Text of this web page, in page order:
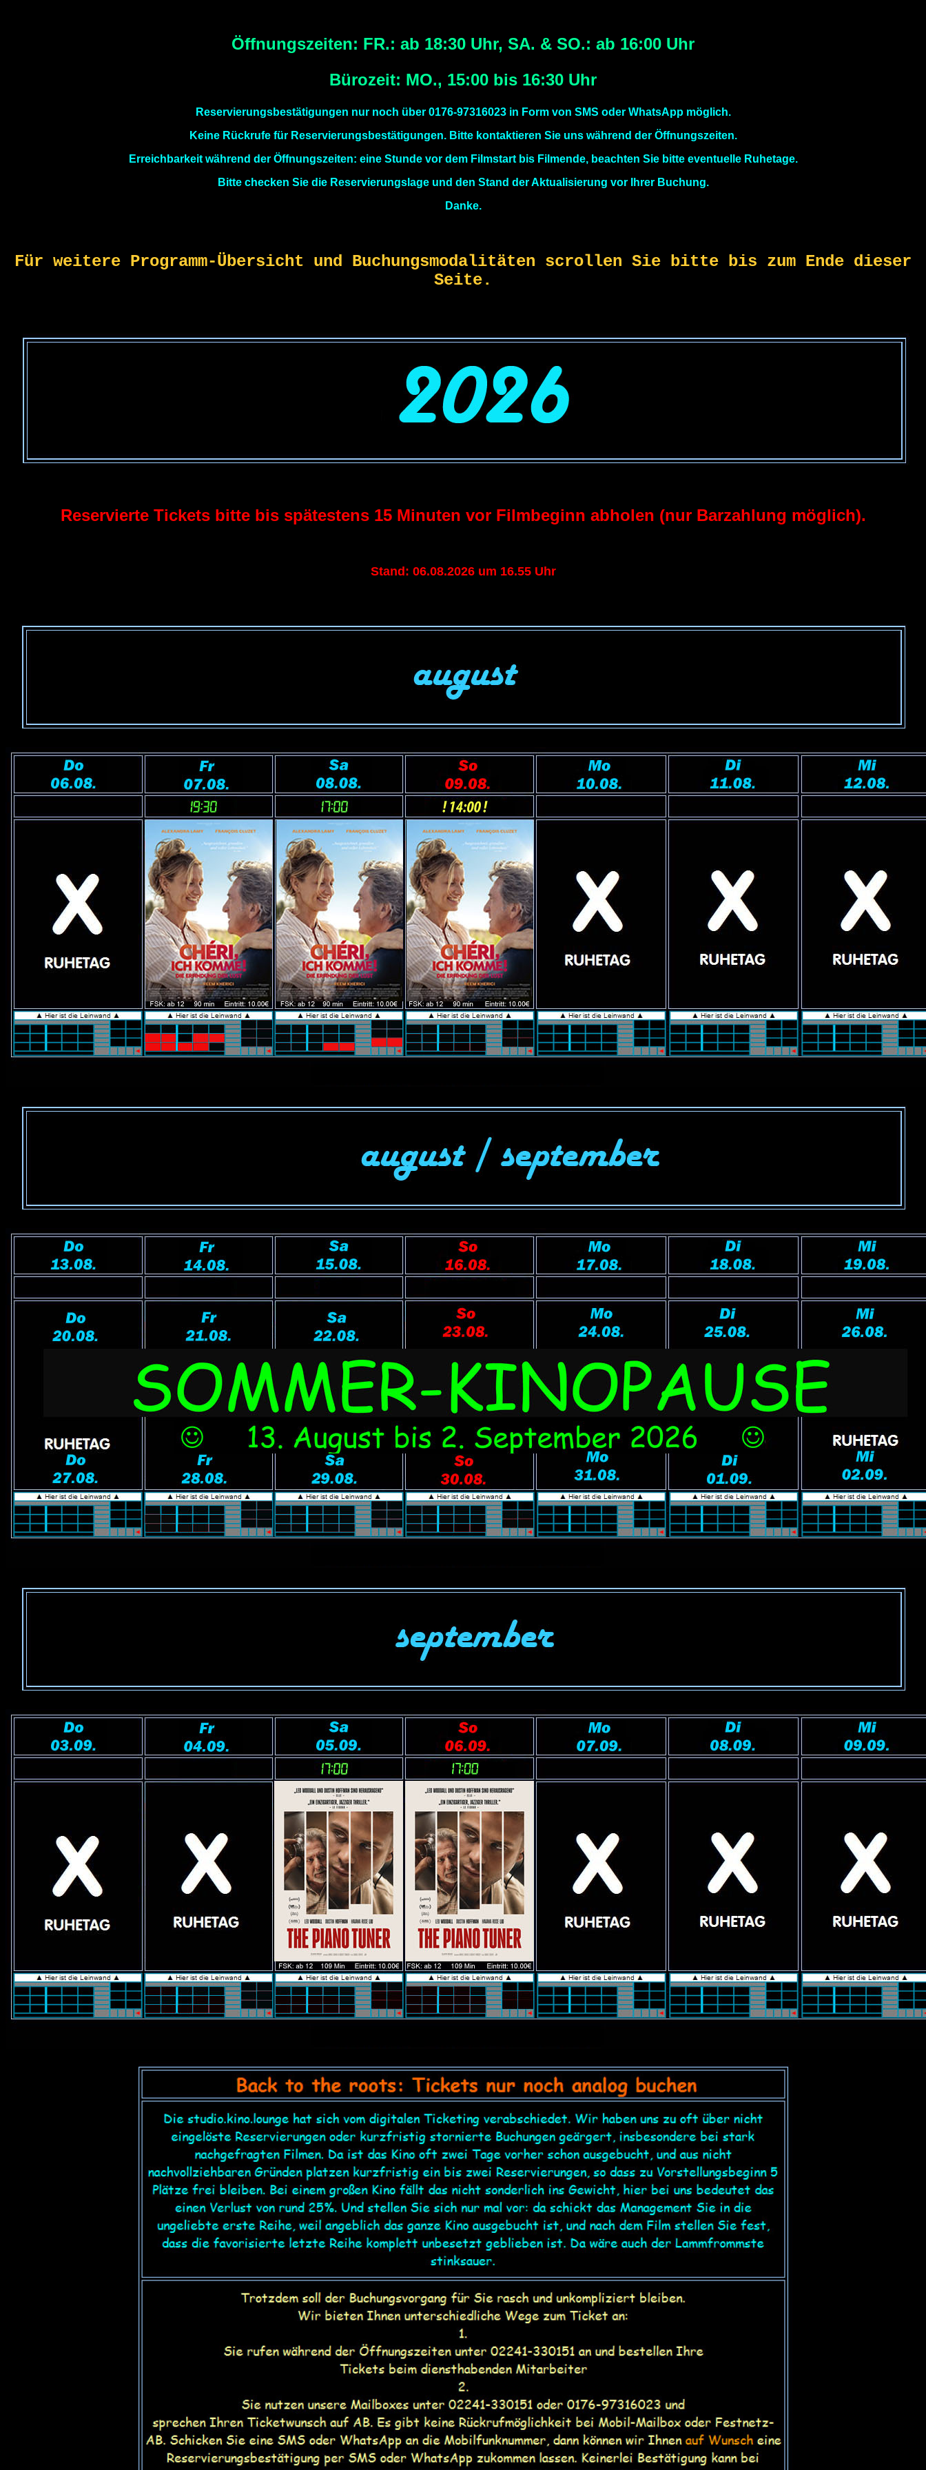
Öffnungszeiten: FR.: ab 18:30 Uhr, SA. & SO.: ab 16:00 Uhr
Bürozeit: MO., 15:00 bis 16:30 Uhr
Reservierungsbestätigungen nur noch über 0176-97316023 in Form von SMS oder WhatsApp möglich.
Keine Rückrufe für Reservierungsbestätigungen. Bitte kontaktieren Sie uns während der Öffnungszeiten.
Erreichbarkeit während der Öffnungszeiten: eine Stunde vor dem Filmstart bis Filmende, beachten Sie bitte eventuelle Ruhetage.
Bitte checken Sie die Reservierungslage und den Stand der Aktualisierung vor Ihrer Buchung.
Danke.
Für weitere Programm-Übersicht und Buchungsmodalitäten scrollen Sie bitte bis zum Ende dieser
Seite.
Reservierte Tickets bitte bis spätestens 15 Minuten vor Filmbeginn abholen (nur Barzahlung möglich).
Stand: 06.08.2026 um 16.55 Uhr